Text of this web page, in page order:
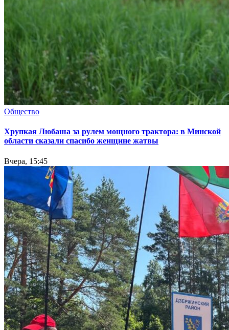
Общество
Хрупкая Любаша за рулем мощного трактора: в Минской
области сказали спасибо женщине жатвы
Вчера, 15:45